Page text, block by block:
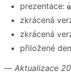
prezentace:
zkrácená
zkrácená
přiložené
— Aktualizace